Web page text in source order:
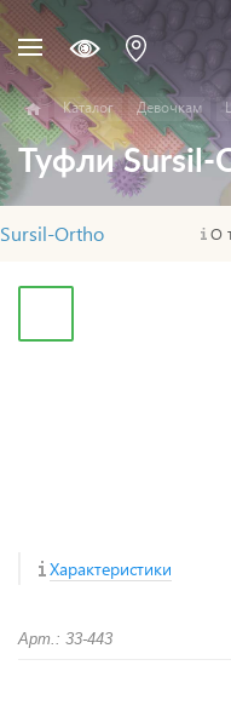
Каталог Девочкам
Туфли Sursil-
Sursil-Ortho О
Характеристики
Арт.: 33-443